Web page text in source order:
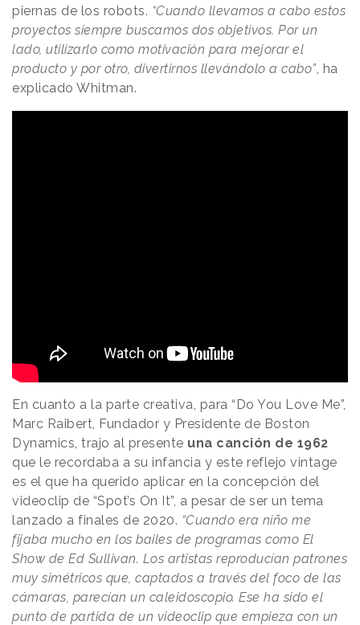
piernas de los robots. “Cuando llevamos a cabo estos
proyectos siempre buscamos dos objetivos. Por un
lado, utilizarlo como motivación para mejorar el
producto y por otro, divertirnos llevándolo a cabo”, ha
explicado Whitman.
En cuanto a la parte creativa, para “Do You Love Me”,
Marc Raibert, Fundador y Presidente de Boston
Dynamics, trajo al presente una canción de 1962
que le recordaba a su infancia y este reflejo vintage
es el que ha querido aplicar en la concepción del
videoclip de “Spot’s On It”, a pesar de ser un tema
lanzado a finales de 2020. “Cuando era niño me
fijaba mucho en los bailes de programas como El
Show de Ed Sullivan. Los artistas reproducían patrones
muy simétricos que, captados a través del foco de las
cámaras, parecían un caleidoscopio. Ese ha sido el
punto de partida de un videoclip que empieza con un